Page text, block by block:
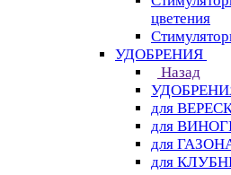
цветения
УДОБРЕНИЯ
Назад
для
для
для
для